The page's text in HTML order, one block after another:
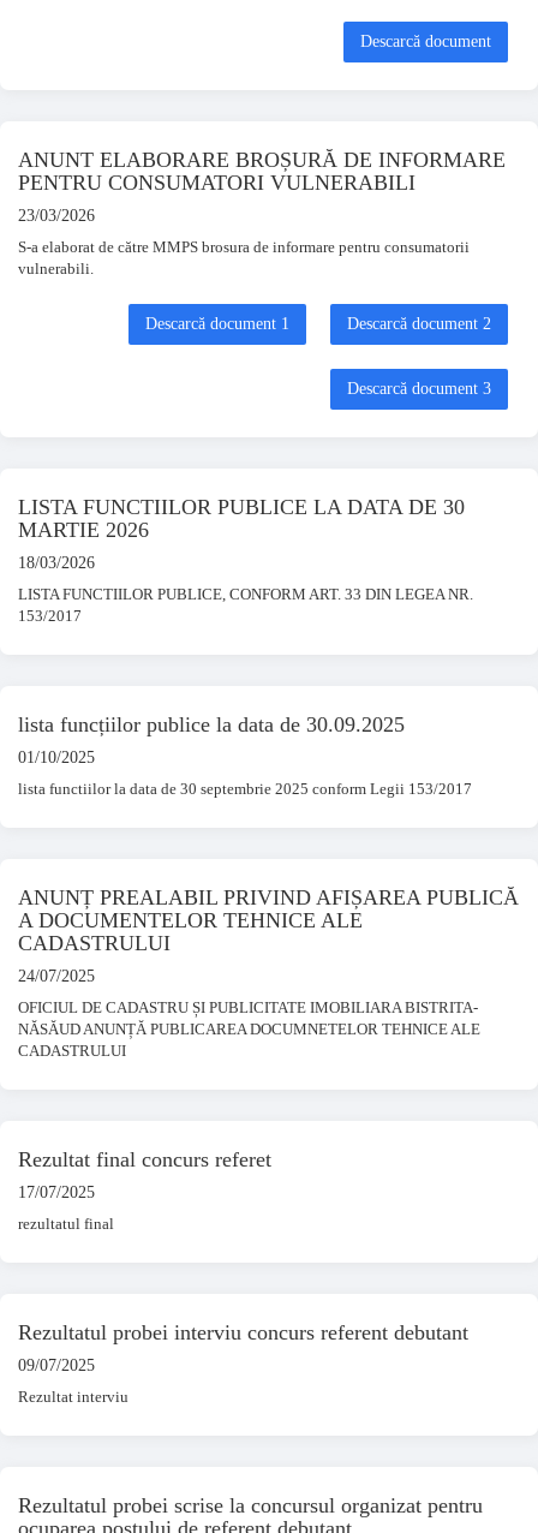
Descarcă document
ANUNT ELABORARE BROȘURĂ DE INFORMARE
PENTRU CONSUMATORI VULNERABILI
23/03/2026
S-a elaborat de către MMPS brosura de informare pentru consumatorii
vulnerabili.
Descarcă document 1 Descarcă document 2
Descarcă document 3
LISTA FUNCTIILOR PUBLICE LA DATA DE 30
MARTIE 2026
18/03/2026
LISTA FUNCTIILOR PUBLICE, CONFORM ART. 33 DIN LEGEA NR.
153/2017
lista funcțiilor publice la data de 30.09.2025
01/10/2025
lista functiilor la data de 30 septembrie 2025 conform Legii 153/2017
ANUNȚ PREALABIL PRIVIND AFIȘAREA PUBLICĂ
A DOCUMENTELOR TEHNICE ALE
CADASTRULUI
24/07/2025
OFICIUL DE CADASTRU ȘI PUBLICITATE IMOBILIARA BISTRITA-
NĂSĂUD ANUNȚĂ PUBLICAREA DOCUMNETELOR TEHNICE ALE
CADASTRULUI
Rezultat final concurs referet
17/07/2025
rezultatul final
Rezultatul probei interviu concurs referent debutant
09/07/2025
Rezultat interviu
Rezultatul probei scrise la concursul organizat pentru
ocuparea postului de referent debutant